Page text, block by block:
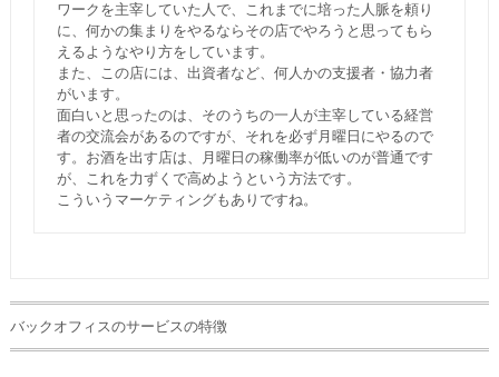
ワークを主宰していた人で、これまでに培った人脈を頼り
に、何かの集まりをやるならその店でやろうと思ってもら
えるようなやり方をしています。
また、この店には、出資者など、何人かの支援者・協力者
がいます。
面白いと思ったのは、そのうちの一人が主宰している経営
者の交流会があるのですが、それを必ず月曜日にやるので
す。お酒を出す店は、月曜日の稼働率が低いのが普通です
が、これを力ずくで高めようという方法です。
こういうマーケティングもありですね。
バックオフィスのサービスの特徴